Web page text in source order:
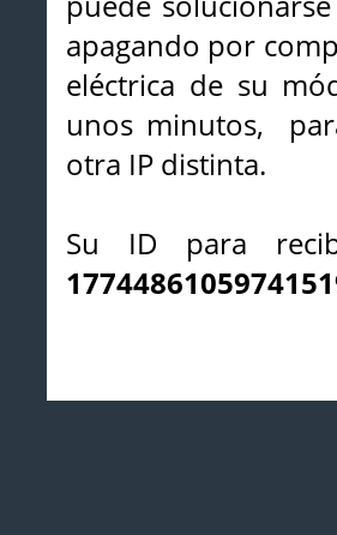
apagando por
eléctrica de su
unos minutos,
otra IP distinta.
Su ID para